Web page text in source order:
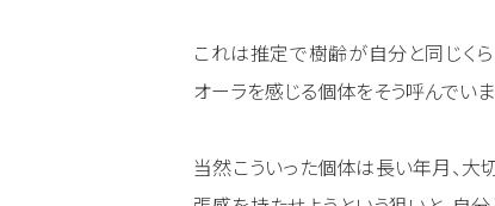
これは推定で樹齢が自分と同じく
オーラを感じる個体をそう呼んでいま
当然こういった個体は長い年月、